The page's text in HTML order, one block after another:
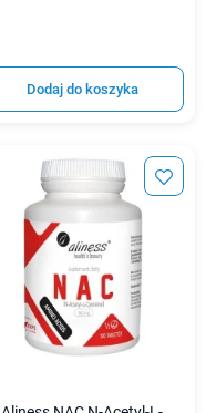
Dodaj do koszyka